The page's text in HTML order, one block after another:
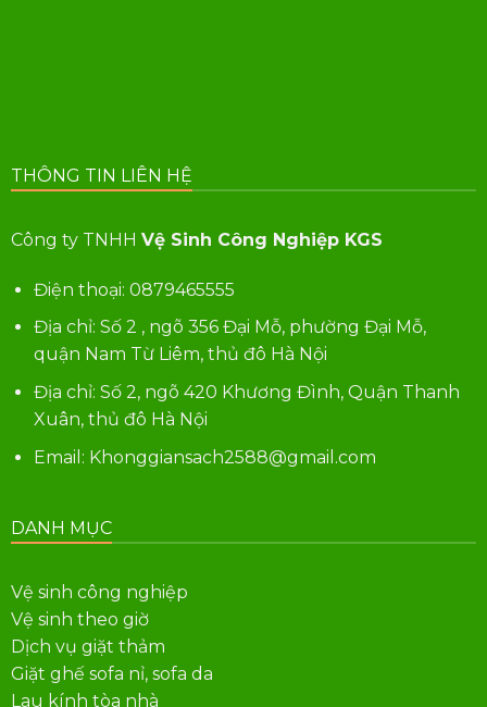
THÔNG TIN LIÊN HỆ
Công ty TNHH Vệ Sinh Công Nghiệp KGS
Điện thoại: 0879465555
Địa chỉ: Số 2 , ngõ 356 Đại Mỗ, phường Đại Mỗ,
quận Nam Từ Liêm, thủ đô Hà Nội
Địa chỉ: Số 2, ngõ 420 Khương Đình, Quận Thanh
Xuân, thủ đô Hà Nội
Email: Khonggiansach2588@gmail.com
DANH MỤC
Vệ sinh công nghiệp
Vệ sinh theo giờ
Dịch vụ giặt thảm
Giặt ghế sofa nỉ, sofa da
Lau kính tòa nhà